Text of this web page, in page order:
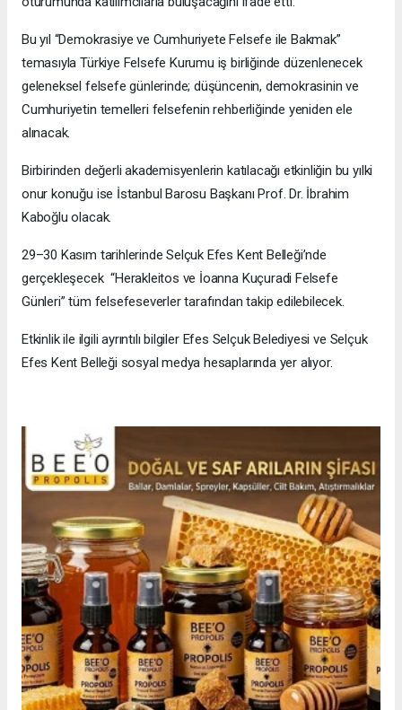
Bu yıl “Demokrasiye ve Cumhuriyete Felsefe ile Bakmak”
temasıyla Türkiye Felsefe Kurumu iş birliğinde düzenlenecek
geleneksel felsefe günlerinde; düşüncenin, demokrasinin ve
Cumhuriyetin temelleri felsefenin rehberliğinde yeniden ele
alınacak.
Birbirinden değerli akademisyenlerin katılacağı etkinliğin bu yılki
onur konuğu ise İstanbul Barosu Başkanı Prof. Dr. İbrahim
Kaboğlu olacak.
29–30 Kasım tarihlerinde Selçuk Efes Kent Belleği’nde
gerçekleşecek “Herakleitos ve İoanna Kuçuradi Felsefe
Günleri” tüm felsefeseverler tarafından takip edilebilecek.
Etkinlik ile ilgili ayrıntılı bilgiler Efes Selçuk Belediyesi ve Selçuk
Efes Kent Belleği sosyal medya hesaplarında yer alıyor.